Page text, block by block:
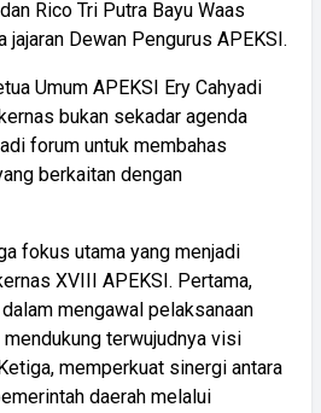
Rico Tri Putra Bayu Waas
jajaran Dewan Pengurus APEKSI.
Umum APEKSI Ery Cahyadi
bukan sekadar agenda
forum untuk membahas
berkaitan dengan
fokus utama yang menjadi
XVIII APEKSI. Pertama,
mengawal pelaksanaan
terwujudnya visi
memperkuat sinergi antara
daerah melalui